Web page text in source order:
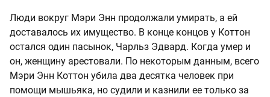
Люди вокруг Мэри Энн продолжали умирать, а ей
доставалось их имущество. В конце концов у Коттон
остался один пасынок, Чарльз Эдвард. Когда умер и
он, женщину арестовали. По некоторым данным, всего
Мэри Энн Коттон убила два десятка человек при
помощи мышьяка, но судили и казнили ее только за